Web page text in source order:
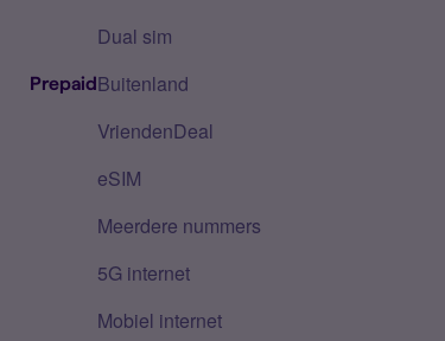
Prepaid
Dual sim
Buitenland
VriendenDeal
eSIM
Meerdere nummers
5G internet
Mobiel internet